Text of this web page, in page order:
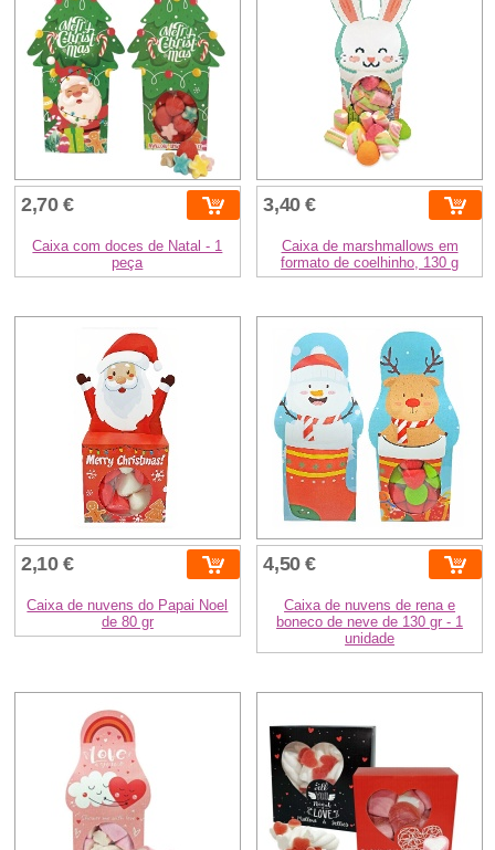
2,70 €
Caixa com doces de Natal - 1
peça
3,40 €
Caixa de marshmallows em
formato de coelhinho, 130 g
2,10 €
Caixa de nuvens do Papai Noel
de 80 gr
4,50 €
Caixa de nuvens de rena e
boneco de neve de 130 gr - 1
unidade